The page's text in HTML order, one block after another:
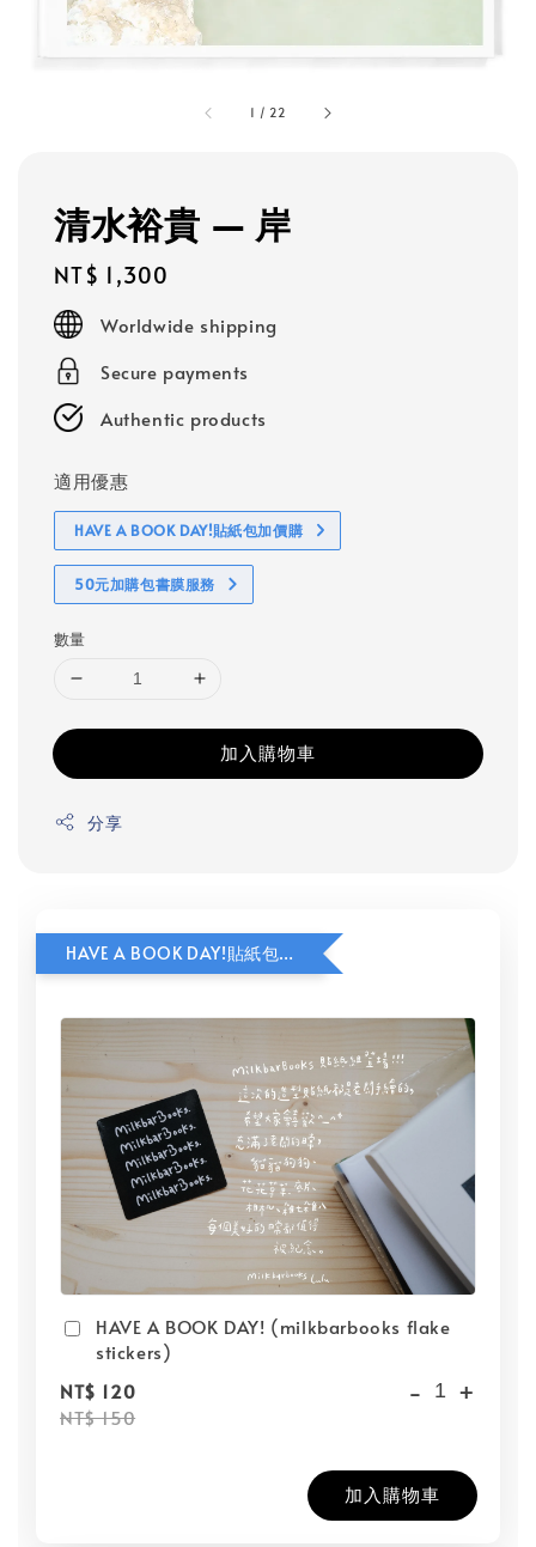
1 / 22
清水裕貴 — 岸
Regular
price
NT$ 1,300
Worldwide shipping
Secure payments
Authentic products
適用優惠
HAVE A BOOK DAY!貼紙包加價購
50元加購包書膜服務
數量
加入購物車
分享
HAVE A BOOK DAY!貼紙包加價購
HAVE A BOOK DAY! (milkbarbooks flake
stickers)
NT$ 120
NT$ 150
- +
加入購物車